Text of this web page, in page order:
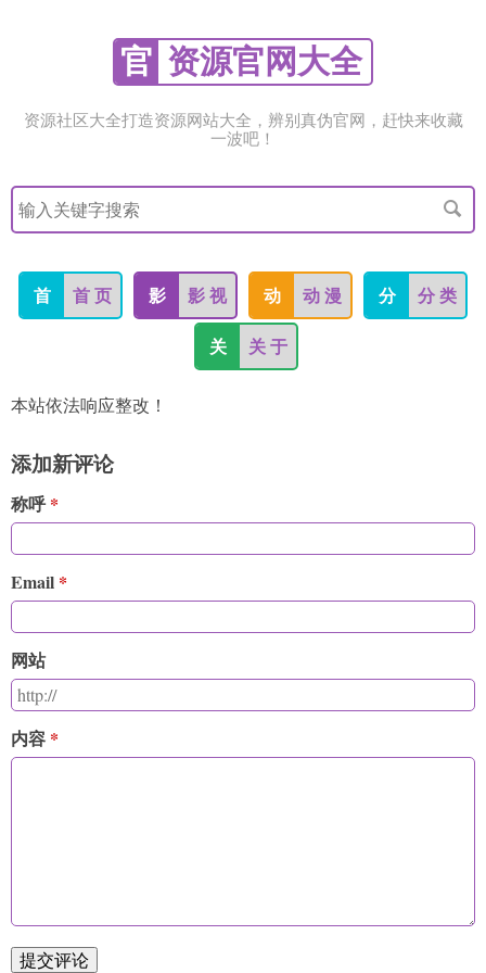
官 资源官网大全
资源社区大全打造资源网站大全，辨别真伪官网，赶快来收藏
一波吧！
搜
索
关
字
首 首 页 影 影 视 动 动 漫 分 分 类
关 关 于
本站依法响应整改！
添加新评论
称呼
Email
网站
内容
提交评论